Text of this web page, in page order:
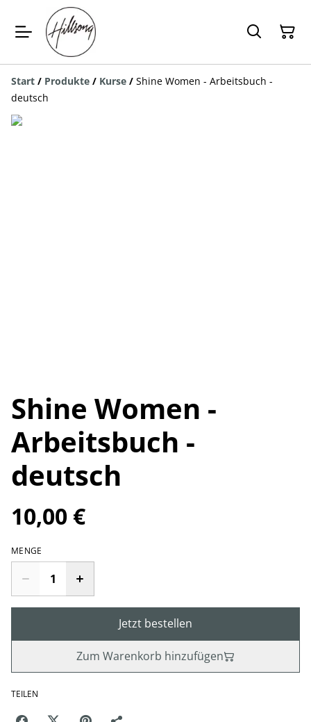
Start / Produkte / Kurse / Shine Women - Arbeitsbuch -
deutsch
Shine Women -
Arbeitsbuch -
deutsch
10,00 €
MENGE
Jetzt bestellen
Zum Warenkorb hinzufügen
TEILEN